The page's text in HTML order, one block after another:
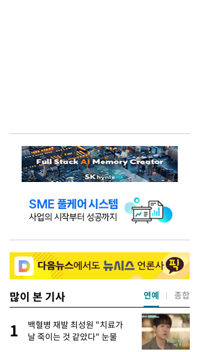
많이 본 기사
1
백혈병 재발 최성원 "치료가
날 죽이는 것 같았다" 눈물
연예 종합